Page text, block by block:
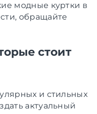
модные куртки в
обращайте
стоит
и стильных
актуальный